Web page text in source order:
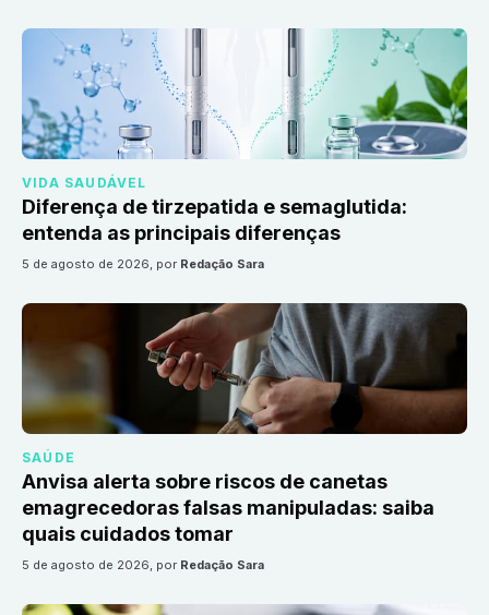
VIDA SAUDÁVEL
Diferença de tirzepatida e semaglutida:
entenda as principais diferenças
5 de agosto de 2026, por Redação Sara
SAÚDE
Anvisa alerta sobre riscos de canetas
emagrecedoras falsas manipuladas: saiba
quais cuidados tomar
5 de agosto de 2026, por Redação Sara